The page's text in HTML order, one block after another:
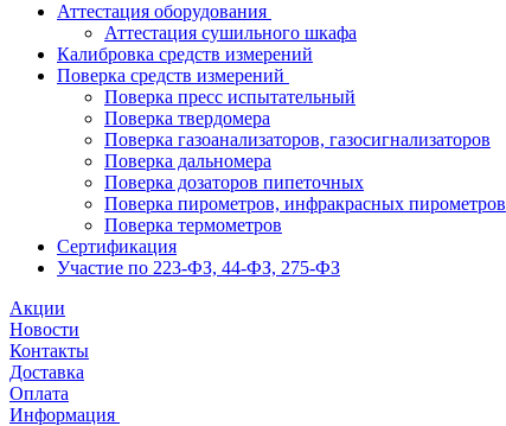
Аттестация оборудования
Аттестация сушильного шкафа
Калибровка средств измерений
Поверка средств измерений
Поверка пресс испытательный
Поверка твердомера
Поверка газоанализаторов, газосигнализаторов
Поверка дальномера
Поверка дозаторов пипеточных
Поверка пирометров, инфракрасных пирометров
Поверка термометров
Сертификация
Участие по 223-ФЗ, 44-ФЗ, 275-ФЗ
Акции
Новости
Контакты
Доставка
Оплата
Информация